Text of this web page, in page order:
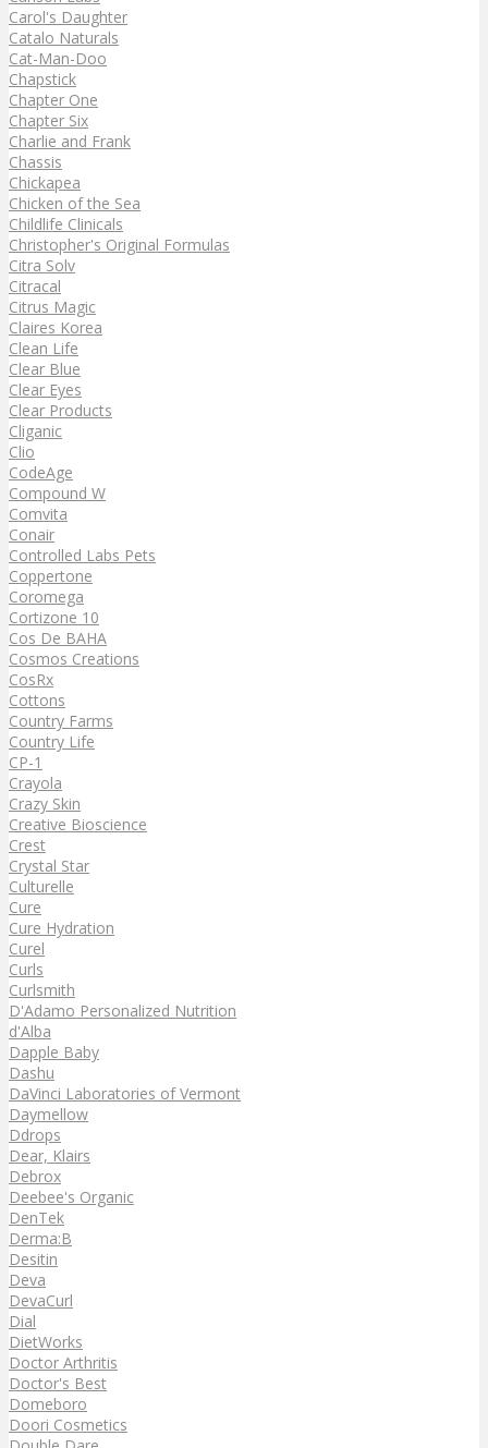
Carol's Daughter
Catalo Naturals
Cat-Man-Doo
Chapstick
Chapter One
Chapter Six
Charlie and Frank
Chassis
Chickapea
Chicken of the Sea
Childlife Clinicals
Christopher's Original Formulas
Citra Solv
Citracal
Citrus Magic
Claires Korea
Clean Life
Clear Blue
Clear Eyes
Clear Products
Cliganic
Clio
CodeAge
Compound W
Comvita
Conair
Controlled Labs Pets
Coppertone
Coromega
Cortizone 10
Cos De BAHA
Cosmos Creations
CosRx
Cottons
Country Farms
Country Life
CP-1
Crayola
Crazy Skin
Creative Bioscience
Crest
Crystal Star
Culturelle
Cure
Cure Hydration
Curel
Curls
Curlsmith
D'Adamo Personalized Nutrition
d'Alba
Dapple Baby
Dashu
DaVinci Laboratories of Vermont
Daymellow
Ddrops
Dear, Klairs
Debrox
Deebee's Organic
DenTek
Derma:B
Desitin
Deva
DevaCurl
Dial
DietWorks
Doctor Arthritis
Doctor's Best
Domeboro
Doori Cosmetics